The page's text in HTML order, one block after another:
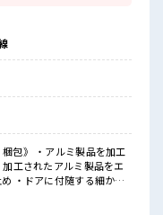
！
ゴト》
が選べます♪
型自由でOK(詳しくは
解消♪
しょう♪
包》 ・アルミ製品を加工
工されたアルミ製品をエ
・ドアに付随する細かい